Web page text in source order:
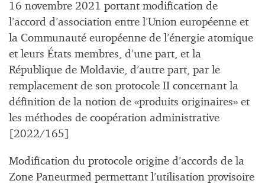
16 novembre 2021 portant modification de
l’accord d’association entre l’Union européenne et
la Communauté européenne de l’énergie atomique
et leurs États membres, d’une part, et la
République de Moldavie, d’autre part, par le
remplacement de son protocole II concernant la
définition de la notion de «produits originaires» et
les méthodes de coopération administrative
[2022/165]
Modification du protocole origine d’accords de la
Zone Paneurmed permettant l’utilisation provisoire